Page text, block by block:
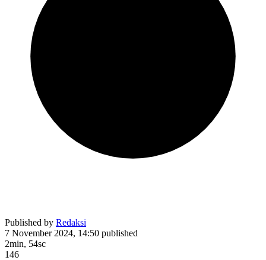
Published by Redaksi
7 November 2024, 14:50 published
2min, 54sc
146